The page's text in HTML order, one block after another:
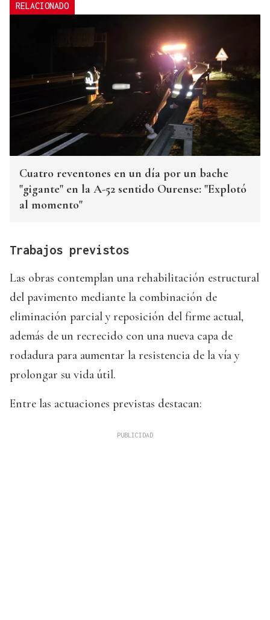
RELACIONADO
Cuatro reventones en un día por un bache
"gigante" en la A-52 sentido Ourense: "Explotó
al momento"
Trabajos previstos
Las obras contemplan una rehabilitación estructural
del pavimento mediante la combinación de
eliminación parcial y reposición del firme actual,
además de un recrecido con una nueva capa de
rodadura para aumentar la resistencia de la vía y
prolongar su vida útil.
Entre las actuaciones previstas destacan: